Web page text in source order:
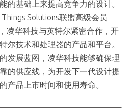
的基础上来提高竞争力的设计。
Solutions联盟高级会员
凌华科技与英特尔紧密合作，开
尔技术和处理器的产品和平台。
发展蓝图，凌华科技能够确保理
的供应线，为开发下一代设计提
产品上市时间和使用寿命。